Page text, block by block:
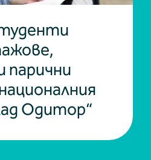
парични
Одитор“